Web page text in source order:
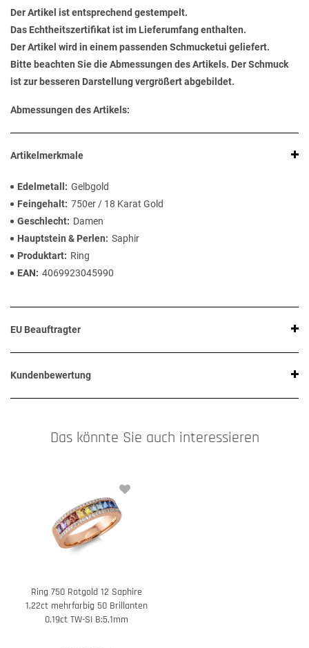
Der Artikel ist entsprechend gestempelt.
Das Echtheitszertifikat ist im Lieferumfang enthalten.
Der Artikel wird in einem passenden Schmucketui geliefert.
Bitte beachten Sie die Abmessungen des Artikels. Der Schmuck
ist zur besseren Darstellung vergrößert abgebildet.
Abmessungen des Artikels:
Artikelmerkmale
Edelmetall
Gelbgold
Feingehalt 750er / 18 Karat Gold
Geschlecht
Damen
Hauptstein & Perlen
Saphir
Produktart
Ring
EAN
4069923045990
EU Beauftragter
Kundenbewertung
Das könnte Sie auch interessieren
Ring 750 Rotgold 12 Saphire
1,22ct mehrfarbig 50 Brillanten
0,19ct TW-SI B:5,1mm